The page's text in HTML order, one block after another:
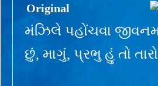
Original
મંઝિલે પહોંચવા
છું, માગું, પ્રભુ હું તો